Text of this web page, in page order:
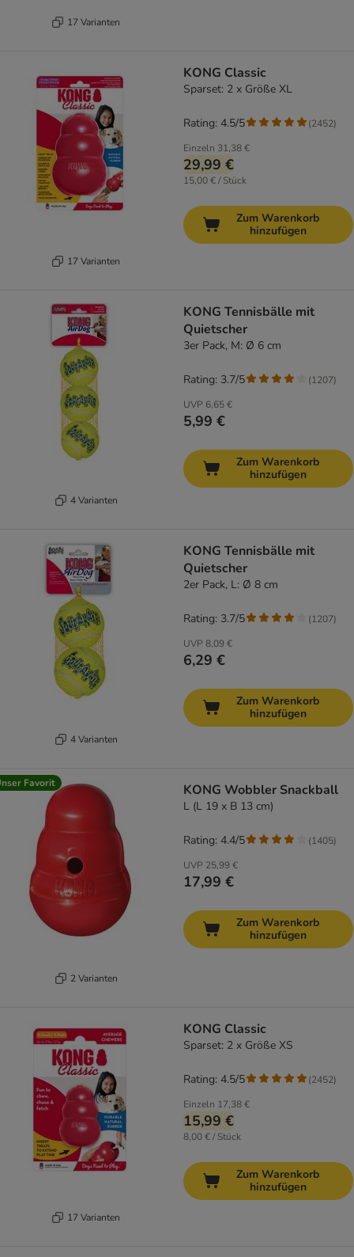
17 Varianten
17 Varianten
KONG Classic
Sparset: 2 x Größe XL
Einzeln 31,38 €
29,99 €
15,00 € / Stück
Rating: 4.5/5 (2452)
Zum Warenkorb
hinzufügen
4 Varianten
KONG Tennisbälle mit
Quietscher
3er Pack, M: Ø 6 cm
UVP 6,65 €
5,99 €
Rating: 3.7/5 (1207)
Zum Warenkorb
hinzufügen
4 Varianten
KONG Tennisbälle mit
Quietscher
2er Pack, L: Ø 8 cm
UVP 8,09 €
6,29 €
Rating: 3.7/5 (1207)
Zum Warenkorb
hinzufügen
Favorit
2 Varianten
KONG Wobbler Snackball
L (L 19 x B 13 cm)
UVP 25,99 €
17,99 €
Rating: 4.4/5 (1405)
Zum Warenkorb
hinzufügen
17 Varianten
KONG Classic
Sparset: 2 x Größe XS
Einzeln 17,38 €
15,99 €
8,00 € / Stück
Rating: 4.5/5 (2452)
Zum Warenkorb
hinzufügen